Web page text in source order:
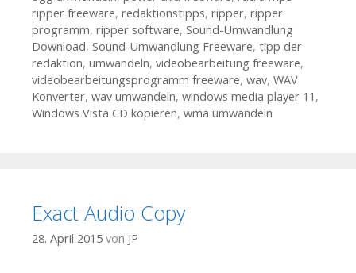
ripper freeware, redaktionstipps, ripper, ripper
programm, ripper software, Sound-Umwandlung
Download, Sound-Umwandlung Freeware, tipp der
redaktion, umwandeln, videobearbeitung freeware,
videobearbeitungsprogramm freeware, wav, WAV
Konverter, wav umwandeln, windows media player 11 ,
Windows Vista CD kopieren, wma umwandeln
Exact Audio Copy
28. April 2015 von JP